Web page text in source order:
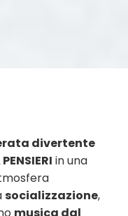
divertente
in una
socializzazione,